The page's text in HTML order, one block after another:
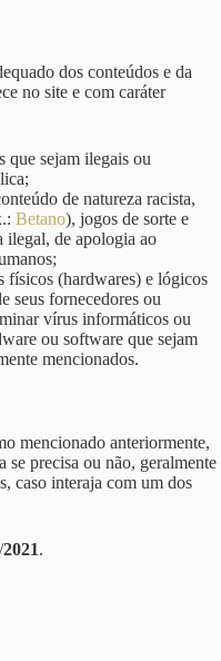
dos conteúdos e da
no site e com caráter
que sejam ilegais ou
de natureza racista,
Betano), jogos de sorte e
ilegal, de apologia ao
físicos (hardwares) e lógicos
seus fornecedores ou
vírus informáticos ou
ou software que sejam
mencionados.
mencionado anteriormente,
se precisa ou não, geralmente
caso interaja com um dos
/2021.